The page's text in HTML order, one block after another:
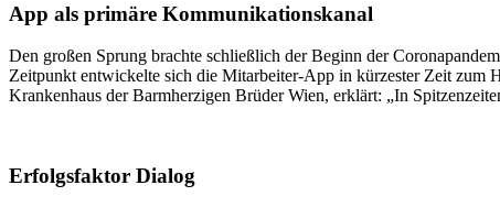
App als primäre Kommunikationskanal
Den großen Sprung brachte schließlich der Beginn der
Zeitpunkt entwickelte sich die Mitarbeiter-App in kürzester Zeit zum
Krankenhaus der Barmherzigen Brüder Wien, erklärt: „In
Erfolgsfaktor Dialog